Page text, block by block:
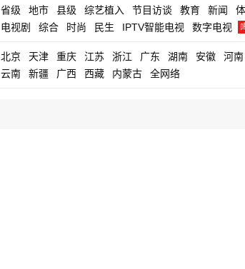
省级 地市 县级 综艺植入 节目访谈 教育 新闻
电视剧 综合 时尚 民生 IPTV智能电视 数字电视
北京 天津 重庆 江苏 浙江 广东 湖南 安徽 河南
云南 新疆 广西 西藏 内蒙古 全网络